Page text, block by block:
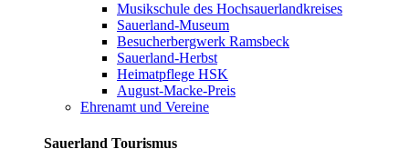
Musikschule des Hochsauerlandkreises
Sauerland-Museum
Besucherbergwerk Ramsbeck
Sauerland-Herbst
Heimatpflege HSK
August-Macke-Preis
Ehrenamt und Vereine
Sauerland Tourismus